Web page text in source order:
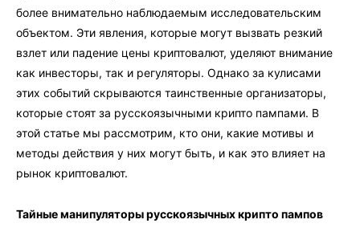
более внимательно наблюдаемым исследовательским
объектом. Эти явления, которые могут вызвать резкий
взлет или падение цены криптовалют, уделяют внимание
как инвесторы, так и регуляторы. Однако за кулисами
этих событий скрываются таинственные организаторы,
которые стоят за русскоязычными крипто пампами. В
этой статье мы рассмотрим, кто они, какие мотивы и
методы действия у них могут быть, и как это влияет на
рынок криптовалют.
Тайные манипуляторы русскоязычных крипто пампов